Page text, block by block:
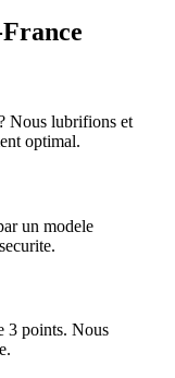
Nous lubrifions et
optimal.
un modele
3 points. Nous